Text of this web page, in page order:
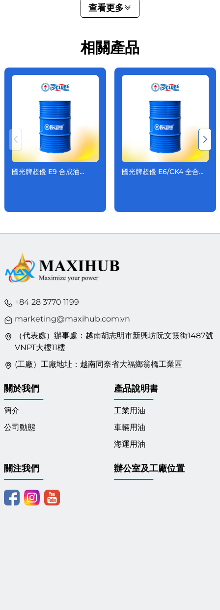
查看更多
相關產品
國光牌超優 E9 合成油
國光牌超優 E6/CK4 全合成
+84 28 3770 1199
marketing@maxihub.com.vn
（代表處）辦事處：越南胡志明市新興坊阮文靈街1487號
VNPT大樓11樓
(工廠）工廠地址：越南同奈省大福鄉翁橋工業區
關於我們
簡介
公司動態
產品說明書
工業用油
車輛用油
海運用油
關注我們 辦公室及工廠位置